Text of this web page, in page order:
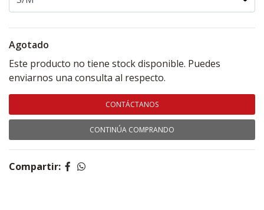
Agotado
Este producto no tiene stock disponible. Puedes
enviarnos una consulta al respecto.
CONTÁCTANOS
CONTINÚA COMPRANDO
Compartir: